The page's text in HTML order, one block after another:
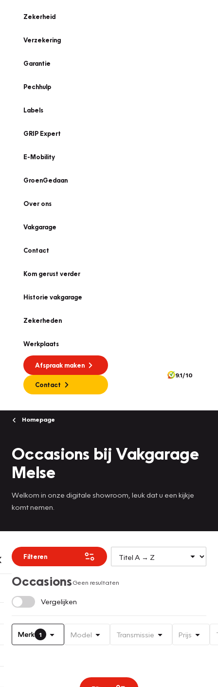
Zekerheid
Verzekering
Garantie
Pechhulp
Labels
GRIP Expert
E-Mobility
GroenGedaan
Over ons
Vakgarage
Contact
Kom gerust verder
Historie vakgarage
Zekerheden
Werkplaats
Afspraak maken
Contact
9.1/10
Homepage
Occasions bij Vakgarage
Melse
Welkom in onze digitale showroom, leuk dat u een kijkje
komt nemen.
Filteren
OccasionsGeen resultaten
Vergelijken
Merk 1 Model Transmissie Prijs